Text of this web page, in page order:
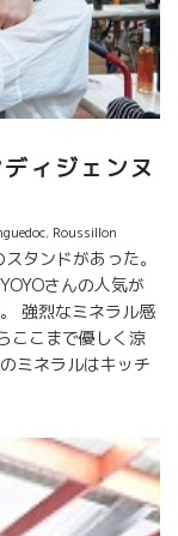
ィジェンヌ
, Roussillon
タンドがあった。
さんの人気が
強烈なミネラル感
ここまで優しく涼
ミネラルはキッチ
く違うスタイルを
ランソワ・ニック
大変喜んでいまし
の新鮮さには感動
る透明のイカをそ